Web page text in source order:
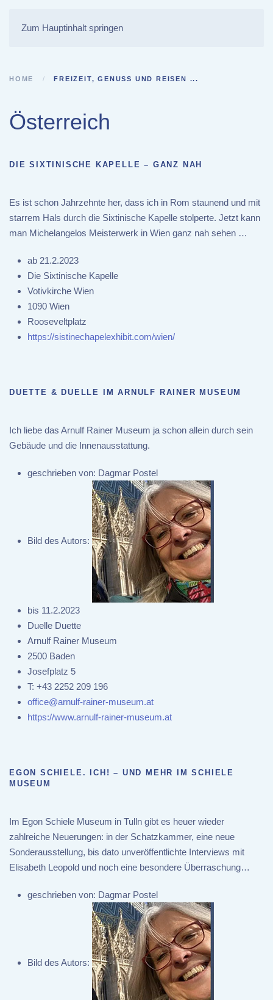
Zum Hauptinhalt springen
HOME FREIZEIT, GENUSS UND REISEN ...
Österreich
DIE SIXTINISCHE KAPELLE – GANZ NAH
Es ist schon Jahrzehnte her, dass ich in Rom staunend und mit
starrem Hals durch die Sixtinische Kapelle stolperte. Jetzt kann
man Michelangelos Meisterwerk in Wien ganz nah sehen …
ab 21.2.2023
Die Sixtinische Kapelle
Votivkirche Wien
1090 Wien
Rooseveltplatz
https://sistinechapelexhibit.com/wien/
DUETTE & DUELLE IM ARNULF RAINER MUSEUM
Ich liebe das Arnulf Rainer Museum ja schon allein durch sein
Gebäude und die Innenausstattung.
geschrieben von: Dagmar Postel
Bild des Autors:
bis 11.2.2023
Duelle Duette
Arnulf Rainer Museum
2500 Baden
Josefplatz 5
T: +43 2252 209 196
office@arnulf-rainer-museum.at
https://www.arnulf-rainer-museum.at
EGON SCHIELE. ICH! – UND MEHR IM SCHIELE
MUSEUM
Im Egon Schiele Museum in Tulln gibt es heuer wieder
zahlreiche Neuerungen: in der Schatzkammer, eine neue
Sonderausstellung, bis dato unveröffentlichte Interviews mit
Elisabeth Leopold und noch eine besondere Überraschung…
geschrieben von: Dagmar Postel
Bild des Autors: